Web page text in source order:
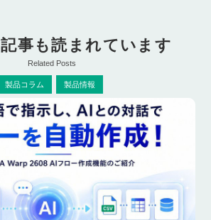
事も読まれています
Related Posts
製品コラム 製品情報